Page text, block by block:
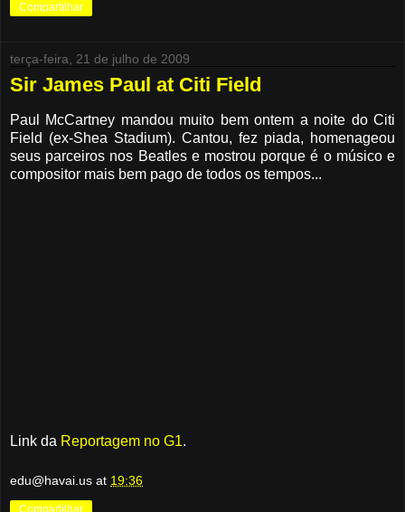
Compartilhar
terça-feira, 21 de julho de 2009
Sir James Paul at Citi Field
Paul McCartney mandou muito bem ontem a noite do Citi
Field (ex-Shea Stadium). Cantou, fez piada, homenageou
seus parceiros nos Beatles e mostrou porque é o músico e
compositor mais bem pago de todos os tempos...
Link da Reportagem no G1.
edu@havai.us at 19:36
Compartilhar